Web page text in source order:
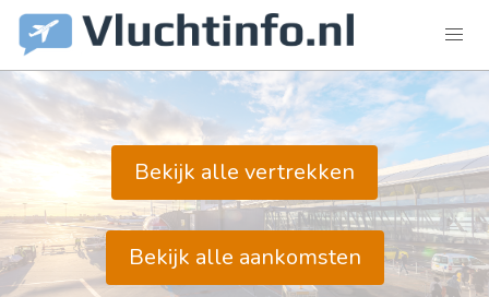
Bekijk alle vertrekken
Bekijk alle aankomsten